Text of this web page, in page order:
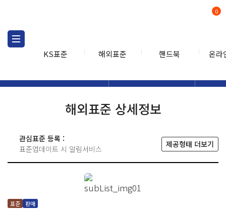
KS표준 해외표준 핸드북 온라
0
해외표준 상세정보
관심표준 등록 :
표준업데이트 시 알림서비스
제공형태 더보기
표준 판매